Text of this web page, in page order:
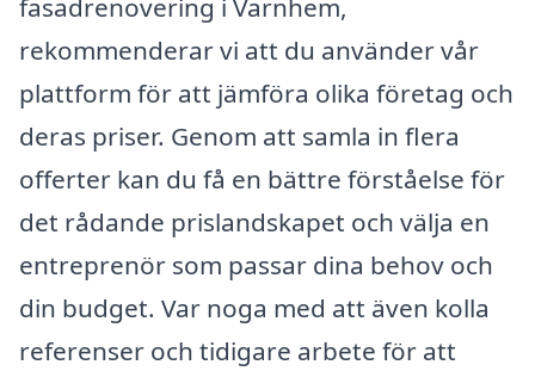
fasadrenovering i Varnhem,
rekommenderar vi att du använder vår
plattform för att jämföra olika företag och
deras priser. Genom att samla in flera
offerter kan du få en bättre förståelse för
det rådande prislandskapet och välja en
entreprenör som passar dina behov och
din budget. Var noga med att även kolla
referenser och tidigare arbete för att